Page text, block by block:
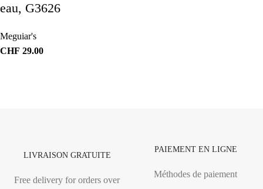
eau, G3626
Meguiar's
CHF 29.00
LIVRAISON GRATUITE
Free delivery for orders over
PAIEMENT EN LIGNE
Méthodes de paiement